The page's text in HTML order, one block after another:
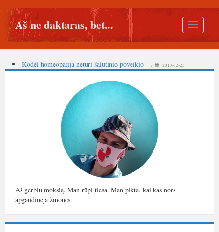
Toggle
Aš ne daktaras, bet...
Kodėl homeopatija neturi šalutinio poveikio // 2013-12-25
Aš gerbiu mokslą. Man rūpi tiesa. Man pikta, kai kas nors
apgaudinėja žmones.